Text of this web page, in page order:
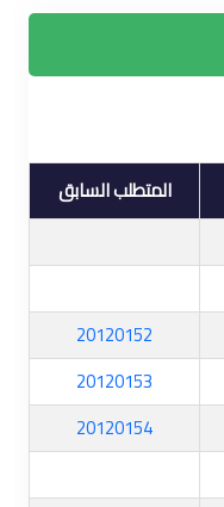
المتطلب السابق
20120152
20120153
20120154